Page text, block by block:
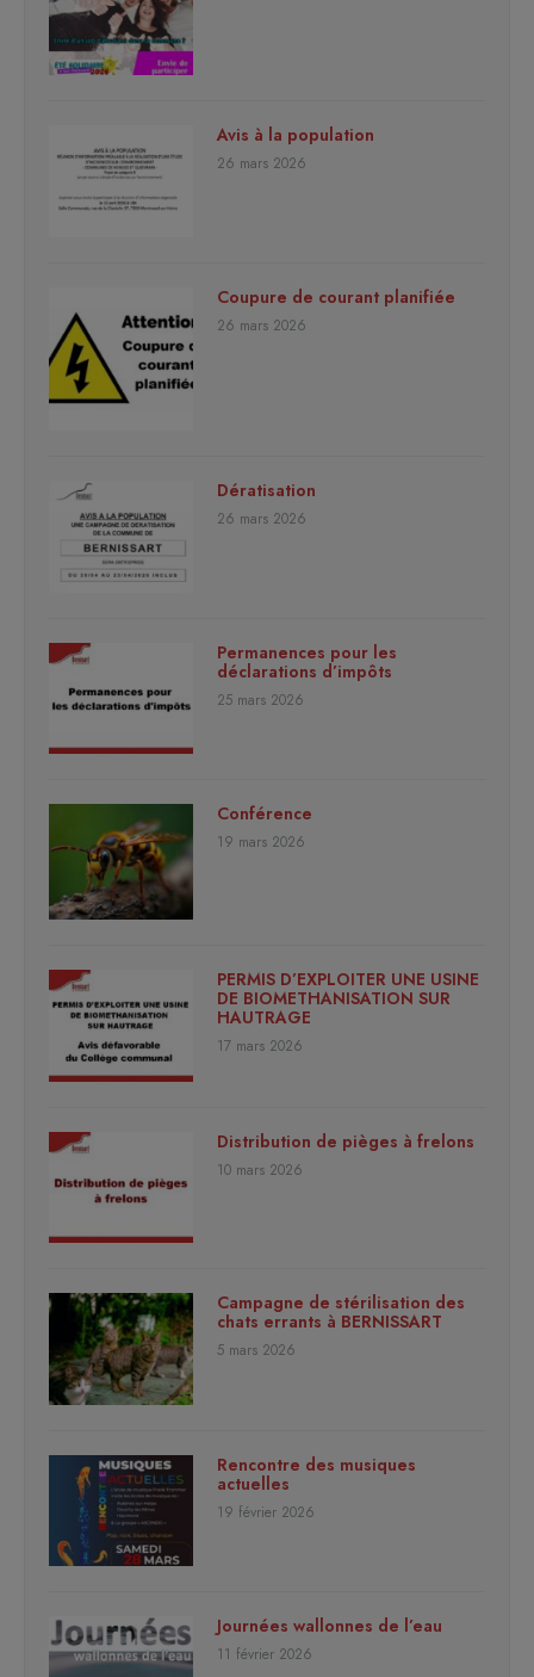
Avis à la population
26 mars 2026
Coupure de courant planifiée
26 mars 2026
Dératisation
26 mars 2026
Permanences pour les
déclarations d’impôts
25 mars 2026
Conférence
19 mars 2026
PERMIS D’EXPLOITER UNE USINE
DE BIOMETHANISATION SUR
HAUTRAGE
17 mars 2026
Distribution de pièges à frelons
10 mars 2026
Campagne de stérilisation des
chats errants à BERNISSART
5 mars 2026
Rencontre des musiques
actuelles
19 février 2026
Journées wallonnes de l’eau
11 février 2026